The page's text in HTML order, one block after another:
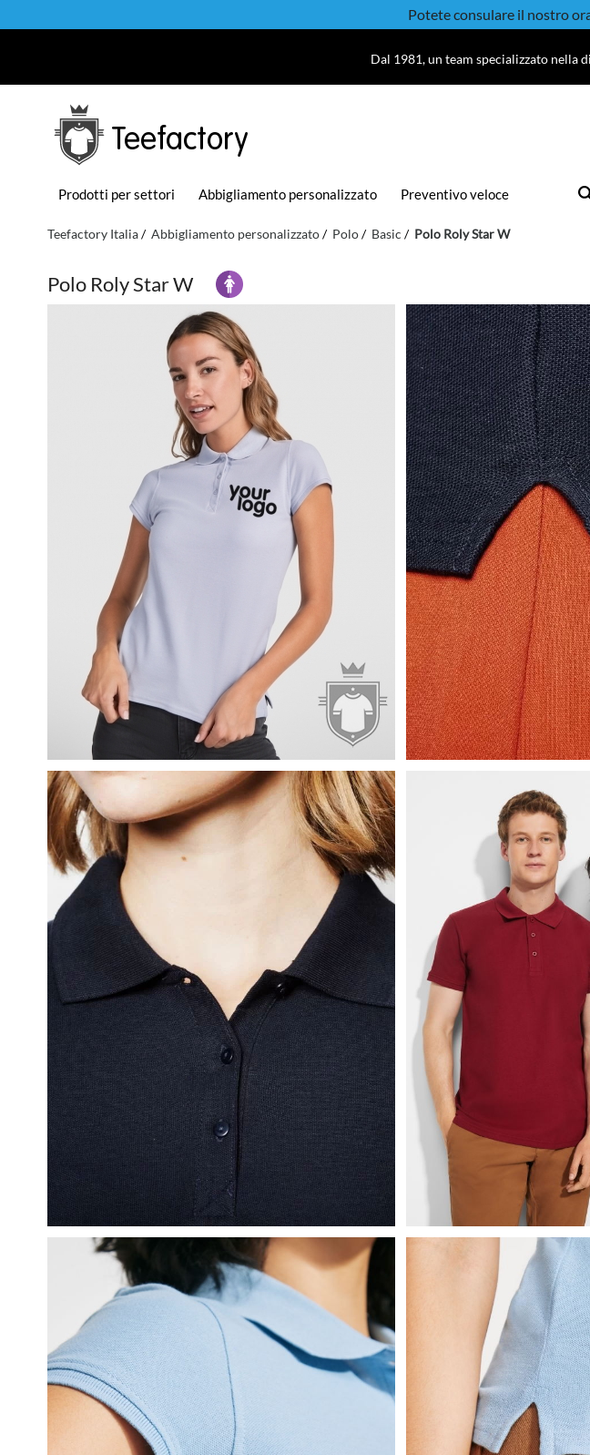
Potete consulare il nostro
Dal 1981, un team specializzato nella
Teefactory
Prodotti per settori Abbigliamento personalizzato Preventivo veloce
Teefactory Italia Abbigliamento personalizzato Polo Basic Polo Roly Star W
Polo Roly Star W